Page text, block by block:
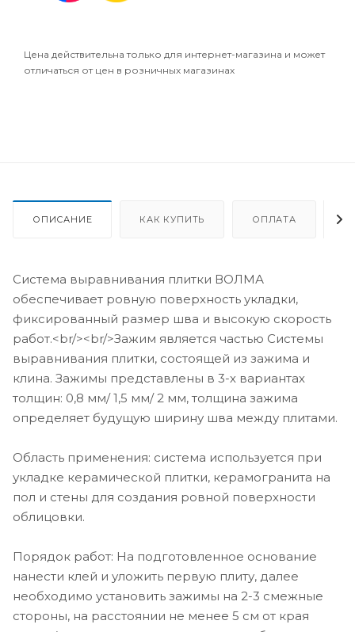
Цена действительна только для интернет-магазина и может
отличаться от цен в розничных магазинах
ОПИСАНИЕ КАК КУПИТЬ ОПЛАТА
Система выравнивания плитки ВОЛМА
обеспечивает ровную поверхность укладки,
фиксированный размер шва и высокую скорость
работ.<br/><br/>Зажим является частью Системы
выравнивания плитки, состоящей из зажима и
клина. Зажимы представлены в 3-х вариантах
толщин: 0,8 мм/ 1,5 мм/ 2 мм, толщина зажима
определяет будущую ширину шва между плитами.
Область применения: система используется при
укладке керамической плитки, керамогранита на
пол и стены для создания ровной поверхности
облицовки.
Порядок работ: На подготовленное основание
нанести клей и уложить первую плиту, далее
необходимо установить зажимы на 2-3 смежные
стороны, на расстоянии не менее 5 см от края